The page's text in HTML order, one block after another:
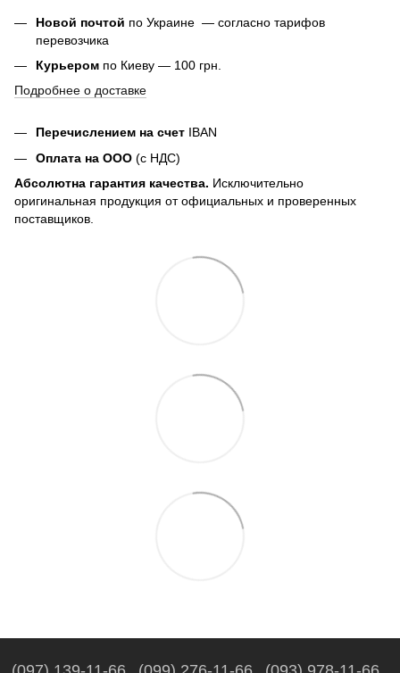
Новой почтой по Украине — согласно тарифов
перевозчика
Курьером по Киеву — 100 грн.
Подробнее о доставке
Перечислением на счет IBAN
Оплата на ООО (с НДС)
Абсолютна гарантия качества. Исключительно
оригинальная продукция от официальных и проверенных
поставщиков.